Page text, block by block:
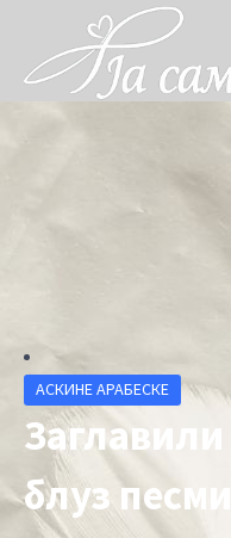
АСКИНЕ АРАБЕСКЕ
Заглавили
блуз песми